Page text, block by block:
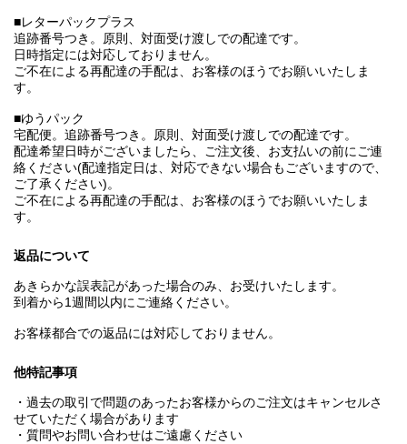
■レターパックプラス
追跡番号つき。原則、対面受け渡しでの配達です。
日時指定には対応しておりません。
ご不在による再配達の手配は、お客様のほうでお願いいたしま
す。
■ゆうパック
宅配便。追跡番号つき。原則、対面受け渡しでの配達です。
配達希望日時がございましたら、ご注文後、お支払いの前にご連
絡ください(配達指定日は、対応できない場合もございますので、
ご了承ください)。
ご不在による再配達の手配は、お客様のほうでお願いいたしま
す。
返品について
あきらかな誤表記があった場合のみ、お受けいたします。
到着から1週間以内にご連絡ください。
お客様都合での返品には対応しておりません。
他特記事項
・過去の取引で問題のあったお客様からのご注文はキャンセルさ
せていただく場合があります
・質問やお問い合わせはご遠慮ください